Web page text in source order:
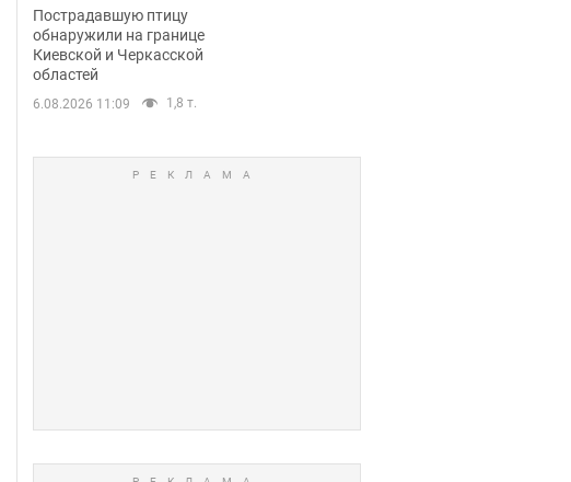
нетипичный маршрут.
Фото
Пострадавшую птицу
обнаружили на границе
Киевской и Черкасской
областей
6.08.2026 11:09 1,8 т.